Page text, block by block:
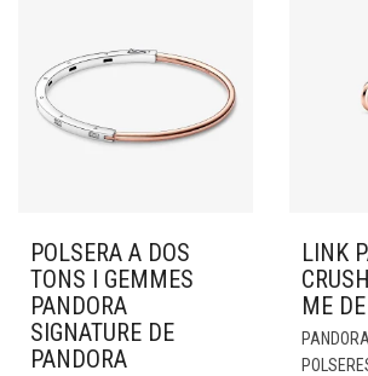
POLSERA A DOS
TONS I GEMMES
PANDORA
SIGNATURE DE
PANDORA
LINK
ME
PANDORA